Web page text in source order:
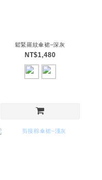
鬆緊羅紋傘裙–深灰
NT$1,480